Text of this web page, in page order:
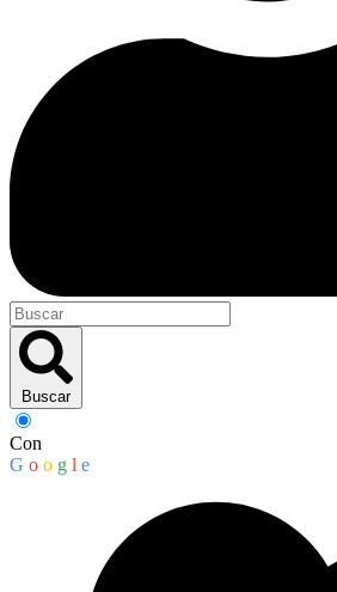
Buscar
Con
G o o g l e